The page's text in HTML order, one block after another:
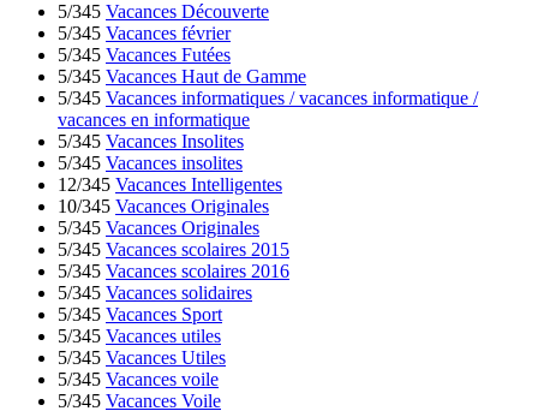
5/345 Vacances Découverte
5/345 Vacances février
5/345 Vacances Futées
5/345 Vacances Haut de Gamme
5/345 Vacances informatiques / vacances informatique /
vacances en informatique
5/345 Vacances Insolites
5/345 Vacances insolites
12/345 Vacances Intelligentes
10/345 Vacances Originales
5/345 Vacances Originales
5/345 Vacances scolaires 2015
5/345 Vacances scolaires 2016
5/345 Vacances solidaires
5/345 Vacances Sport
5/345 Vacances utiles
5/345 Vacances Utiles
5/345 Vacances voile
5/345 Vacances Voile